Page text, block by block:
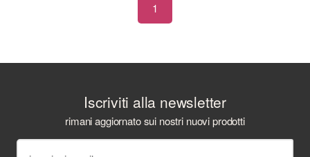
1
Iscriviti alla newsletter
rimani aggiornato sui nostri nuovi prodotti